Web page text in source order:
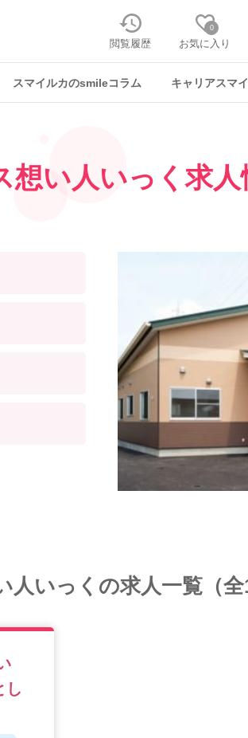
閲覧履歴
0
お気に入り
スマイルカのsmileコラム キャリアスマ
想い人いっく求人
人いっくの求人一覧（
し